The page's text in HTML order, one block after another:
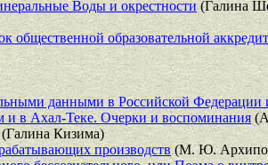
Воды и окрестности(Галина
общественной образовательной
данными в Российской Федерации
и в Ахал-Теке. Очерки и воспоминания
(Галина Кизима)
производств(М. Ю.